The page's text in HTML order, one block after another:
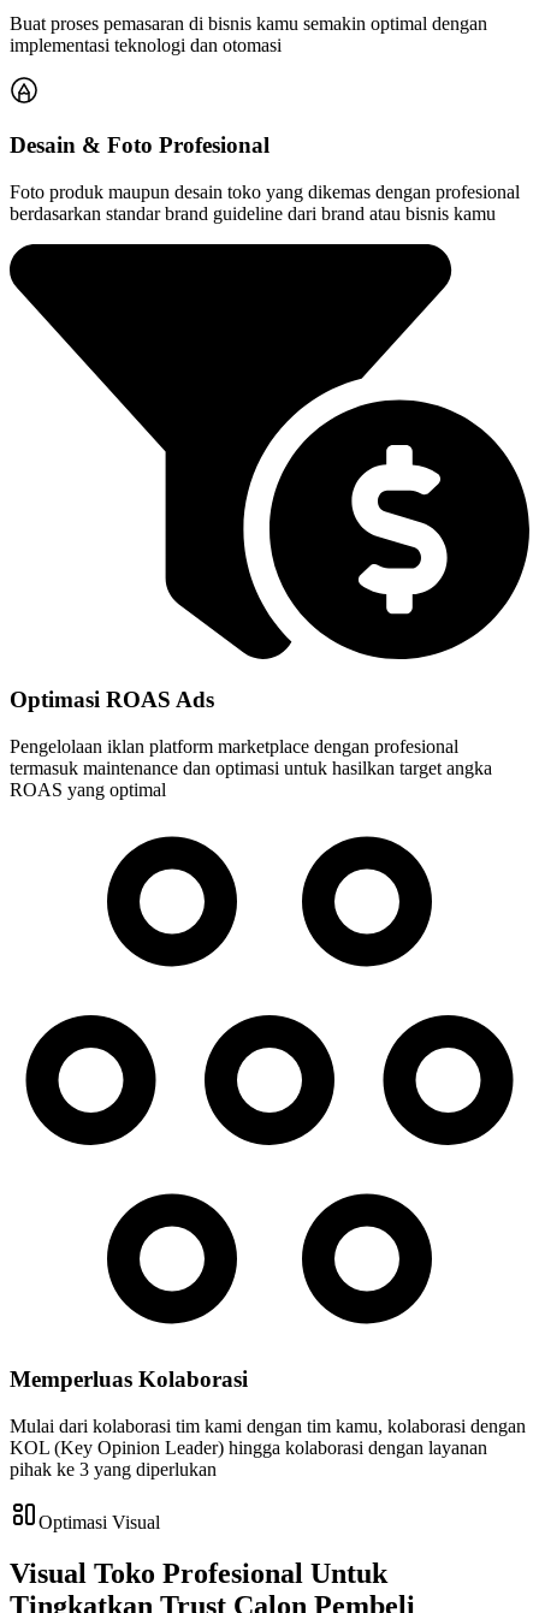
Buat proses pemasaran di bisnis kamu semakin optimal dengan
implementasi teknologi dan otomasi
Desain & Foto Profesional
Foto produk maupun desain toko yang dikemas dengan profesional
berdasarkan standar brand guideline dari brand atau bisnis kamu
Optimasi ROAS Ads
Pengelolaan iklan platform marketplace dengan profesional
termasuk maintenance dan optimasi untuk hasilkan target angka
ROAS yang optimal
Memperluas Kolaborasi
Mulai dari kolaborasi tim kami dengan tim kamu, kolaborasi dengan
KOL (Key Opinion Leader) hingga kolaborasi dengan layanan
pihak ke 3 yang diperlukan
Optimasi Visual
Visual Toko Profesional Untuk
Tingkatkan Trust Calon Pembeli